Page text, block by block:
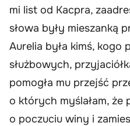
mi list od Kacpra,
słowa były mieszanką
Aurelia była kimś, kogo
służbowych,
pomogła mu przejść
o których myślałam, że
o poczuciu winy i